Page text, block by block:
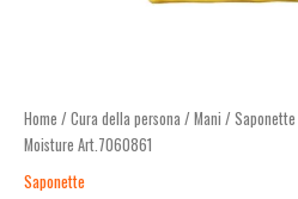
Home / Cura della persona / Mani / Saponette
Moisture Art.7060861
Saponette